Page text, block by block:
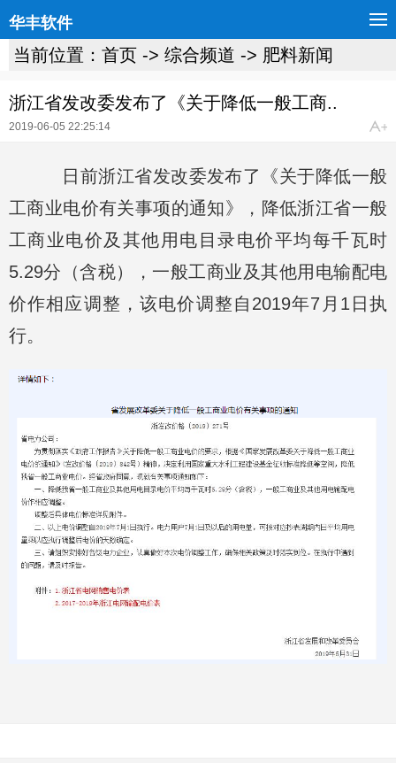
华丰软件
当前位置： 首页 -> 综合频道 -> 肥料新闻
浙江省发改委发布了《关于降低一般工商..
2019-06-05 22:25:14
日前浙江省发改委发布了《关于降低一般
工商业电价有关事项的通知》，降低浙江省一般
工商业电价及其他用电目录电价平均每千瓦时
5.29分（含税），一般工商业及其他用电输配电
价作相应调整，该电价调整自2019年7月1日执
行。